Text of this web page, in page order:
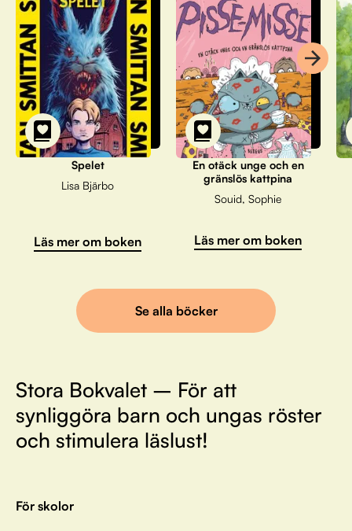
Spelet
Lisa Bjärbo
Läs mer om boken
En otäck unge och en
gränslös kattpina
Souid, Sophie
Läs mer om boken
Se alla böcker
Stora Bokvalet – För att
synliggöra barn och ungas röster
och stimulera läslust!
För skolor